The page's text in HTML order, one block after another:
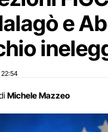
e
22:54
Michele Mazzeo